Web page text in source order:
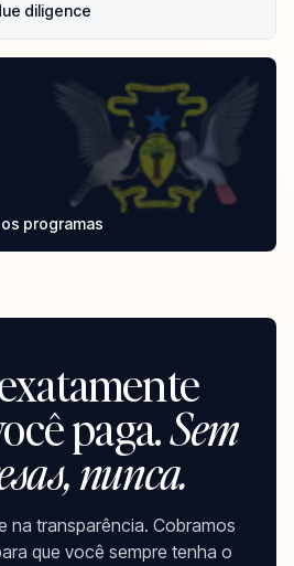
diligence
programas
paga.Sem
nunca.
na transparência. Cobramos
que você sempre tenha o